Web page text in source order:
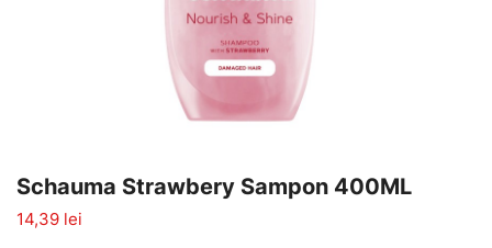
Schauma Strawbery Sampon 400ML
14,39 lei